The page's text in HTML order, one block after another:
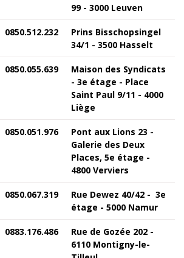
99 - 3000 Leuven
0850.512.232
Prins Bisschopsingel
34/1 - 3500 Hasselt
0850.055.639
Maison des Syndicats
- 3e étage - Place
Saint Paul 9/11 - 4000
Liège
0850.051.976
Pont aux Lions 23 -
Galerie des Deux
Places, 5e étage -
4800 Verviers
0850.067.319
Rue Dewez 40/42 - 3e
étage - 5000 Namur
0883.176.486
Rue de Gozée 202 -
6110 Montigny-le-